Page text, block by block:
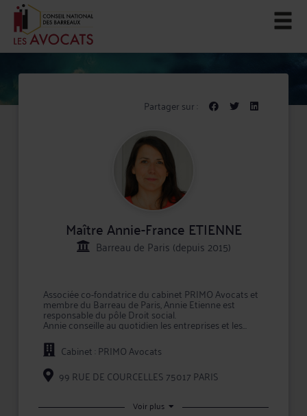
Partager sur :
Maître Annie-France ETIENNE
Barreau de Paris (depuis 2015)
Associée co-fondatrice du cabinet PRIMO Avocats et
membre du Barreau de Paris, Annie Etienne est
responsable du pôle Droit social.
Annie conseille au quotidien les entreprises et les
salariés en leur fournissant un accompagnement
complet et personnalisé sur tous les aspects du droit
du travail et droit de la sécurité sociale.
Elle intervient tant en conseil qu'en contentieux
devant l’ensemble des juridictions françaises.
Annie anime également des formations à destination
Cabinet : PRIMO Avocats
99 RUE DE COURCELLES 75017 PARIS
Voir plus